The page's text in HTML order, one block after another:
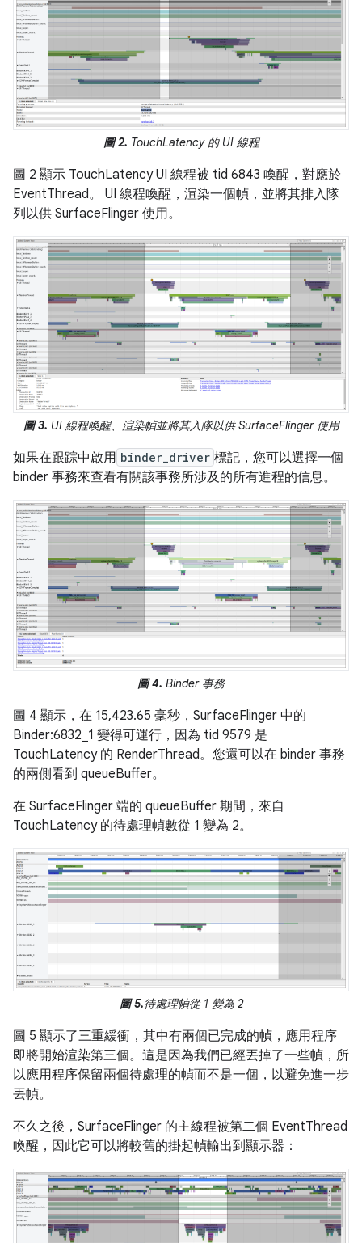
圖 2. TouchLatency 的 UI 線程
圖 2 顯示 TouchLatency UI 線程被 tid 6843 喚醒，對應於
EventThread。 UI 線程喚醒，渲染一個幀，並將其排入隊
列以供 SurfaceFlinger 使用。
圖 3. UI 線程喚醒、渲染幀並將其入隊以供 SurfaceFlinger 使用
如果在跟踪中啟用 binder_driver 標記，您可以選擇一個
binder 事務來查看有關該事務所涉及的所有進程的信息。
圖 4. Binder 事務
圖 4 顯示，在 15,423.65 毫秒，SurfaceFlinger 中的
Binder:6832_1 變得可運行，因為 tid 9579 是
TouchLatency 的 RenderThread。您還可以在 binder 事務
的兩側看到 queueBuffer。
在 SurfaceFlinger 端的 queueBuffer 期間，來自
TouchLatency 的待處理幀數從 1 變為 2。
圖 5.待處理幀從 1 變為 2
圖 5 顯示了三重緩衝，其中有兩個已完成的幀，應用程序
即將開始渲染第三個。這是因為我們已經丟掉了一些幀，所
以應用程序保留兩個待處理的幀而不是一個，以避免進一步
丟幀。
不久之後，SurfaceFlinger 的主線程被第二個 EventThread
喚醒，因此它可以將較舊的掛起幀輸出到顯示器：